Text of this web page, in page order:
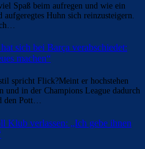
Spaß beim aufregen und wie ein
aufgeregtes Huhn sich reinzusteigern.
sich bei Barça verabschiedet:
machen“
spricht Flick?Meint er hochstehen
und in der Champions League dadurch
den Pott…
Klub verlassen: „Ich gebe ihnen